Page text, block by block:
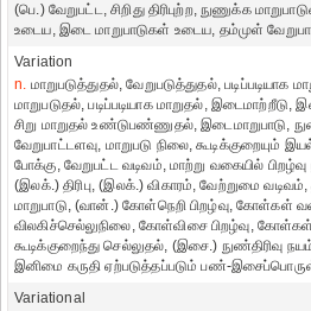
(பெ.) வேறுபட்ட, சிறிது திரிபுற்ற, நுணுக்க
உடைய, இடை மாறுபாடுகள் உடைய, தம்முள்
Variation
n. மாறுபடுத்துதல், வேறுபடுத்துதல்,
மாறுபடுதல், படிப்படியாக மாறுதல்,
சிறு மாறுதல் உண்டுபண்ணுதல், இடைமாறுபாடு,
வேறுபாட்டளவு, மாறுபடு நிலை, கூடிக்குறையும்
போக்கு, வேறுபட்ட வடிவம், மாற்று வகையில்
(இலக்.) திரிபு, (இலக்.) விகாரம், வேற்றுமை வடிவம்,
மாறுபாடு, (வான்.) கோள்நெறி பிறழ்வு, கோள்கள்
விலகிச்செல்லுநிலை, கோள்விசை பிறழ்வு,
கூடிக்குறைந்து செல்லுதல், (இசை.) நுண்திரிவு
இனிமை கருதி ஏற்படுத்தப்படும் பண்-இசைப்பொருள்
Variational